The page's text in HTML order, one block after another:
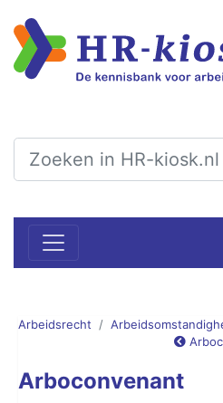
Arbeidsrecht
Arboconvenant